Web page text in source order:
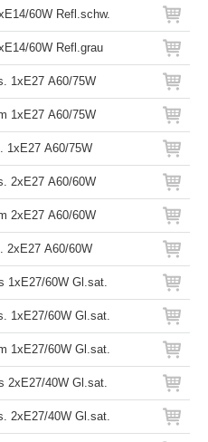
60W Refl.schw.
60W Refl.grau
1xE27 A60/75W
1xE27 A60/75W
1xE27 A60/75W
2xE27 A60/60W
2xE27 A60/60W
2xE27 A60/60W
1xE27/60W Gl.sat.
1xE27/60W Gl.sat.
1xE27/60W Gl.sat.
2xE27/40W Gl.sat.
2xE27/40W Gl.sat.